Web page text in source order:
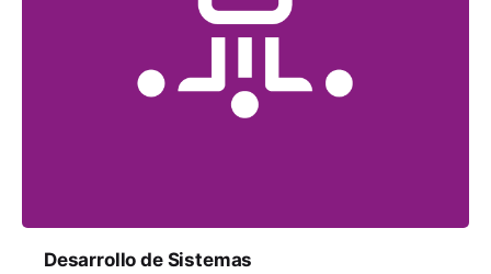
Desarrollo de Sistemas